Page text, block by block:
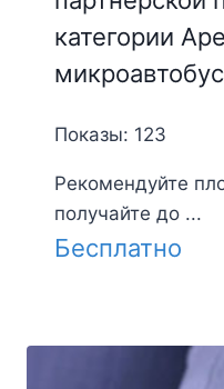
категории
Показы: 123
Рекомендуйте
получайте до ...
Бесплатно